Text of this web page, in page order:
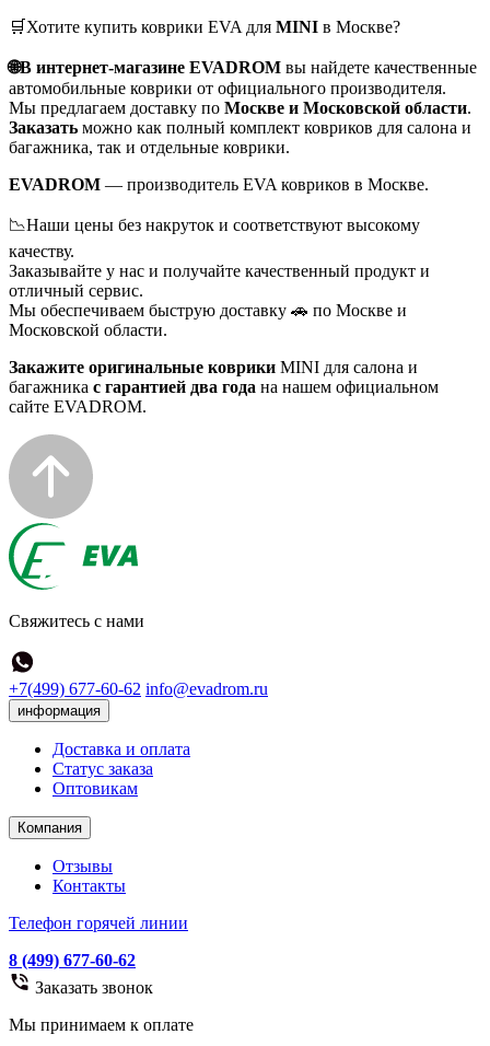
🛒Хотите купить коврики EVA для MINI в Москве?
🌐В интернет-магазине EVADROM вы найдете качественные
автомобильные коврики от официального производителя.
Мы предлагаем доставку по Москве и Московской области.
Заказать можно как полный комплект ковриков для салона и
багажника, так и отдельные коврики.
EVADROM — производитель EVA ковриков в Москве.
📉Наши цены без накруток и соответствуют высокому
качеству.
Заказывайте у нас и получайте качественный продукт и
отличный сервис.
Мы обеспечиваем быструю доставку 🚗 по Москве и
Московской области.
Закажите оригинальные коврики MINI для салона и
багажника с гарантией два года на нашем официальном
сайте EVADROM.
Свяжитесь с нами
+7(499) 677-60-62 info@evadrom.ru
информация
Доставка и оплата
Статус заказа
Оптовикам
Компания
Отзывы
Контакты
Телефон горячей линии
8 (499) 677-60-62
Заказать звонок
Мы принимаем к оплате